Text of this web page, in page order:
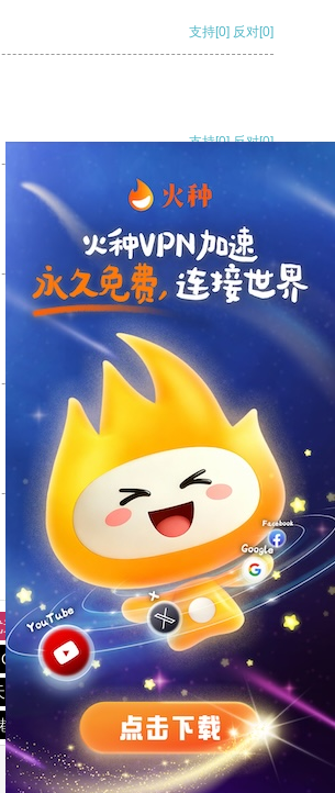
支持[0] 反对[0]
支持[0] 反对[0]
支持[0] 反对
支持
支持 反对 [0]
途加速器官网 风驰加速器
旋风加速器
VPN
油管加速器永久免费版
免费2小时加速器
西柚加速器
下载站 猎豹加速器
推荐